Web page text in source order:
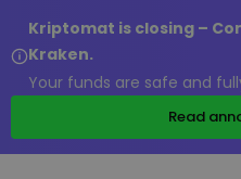
Kriptomat is closing –
Kraken.
Your funds are safe and
Read